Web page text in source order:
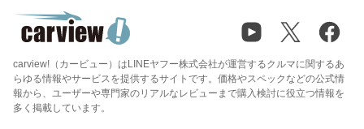
carview!（カービュー）はLINEヤフー株式会社が運営するクルマに関するあ
らゆる情報やサービスを提供するサイトです。価格やスペックなどの公式情
報から、ユーザーや専門家のリアルなレビューまで購入検討に役立つ情報を
多く掲載しています。